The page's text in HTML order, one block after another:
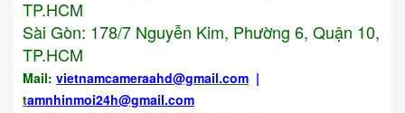
TP.HCM
Sài Gòn: 178/7 Nguyễn Kim, Phường 6, Quận 10,
TP.HCM
Mail: vietnamcameraahd@gmail.com |
tamnhinmoi24h@gmail.com